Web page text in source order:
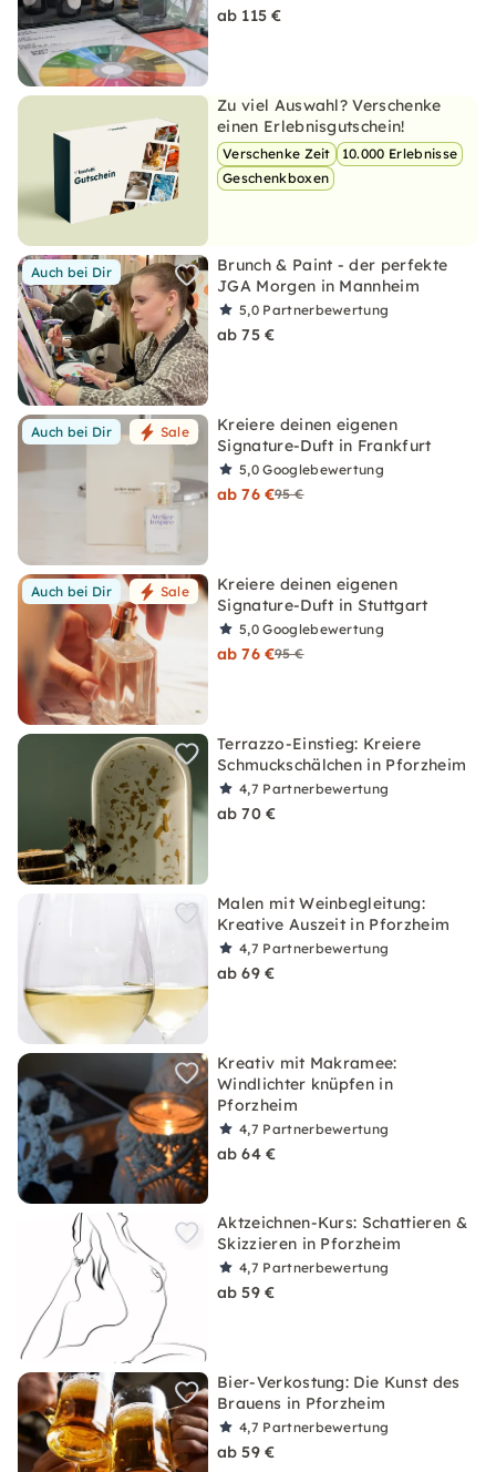
ab 115 €
Zu viel Auswahl? Verschenke
einen Erlebnisgutschein!
Verschenke Zeit
10.000 Erlebnisse
Geschenkboxen
Auch bei Dir
Brunch & Paint - der perfekte
JGA Morgen in Mannheim
5,0 Partnerbewertung
ab 75 €
Auch bei Dir Sale
Kreiere deinen eigenen
Signature-Duft in Frankfurt
5,0Googlebewertung
ab 76 €95 €
Auch bei Dir Sale
Kreiere deinen eigenen
Signature-Duft in Stuttgart
5,0Googlebewertung
ab 76 €95 €
Terrazzo-Einstieg: Kreiere
Schmuckschälchen in Pforzheim
4,7 Partnerbewertung
ab 70 €
Malen mit Weinbegleitung:
Kreative Auszeit in Pforzheim
4,7 Partnerbewertung
ab 69 €
Kreativ mit Makramee:
Windlichter knüpfen in
Pforzheim
4,7 Partnerbewertung
ab 64 €
Aktzeichnen-Kurs: Schattieren &
Skizzieren in Pforzheim
4,7 Partnerbewertung
ab 59 €
Bier-Verkostung: Die Kunst des
Brauens in Pforzheim
4,7 Partnerbewertung
ab 59 €